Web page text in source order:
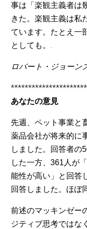
事は「楽観主義者は
きた。楽観主義は私
ています。たとえ一
としても。.
ロバート・ジョーン
あなたの意見
先週、ペット事業と
薬品会社が将来的に
しました。回答者の
した一方、361人が
能性が高い」と回答
回答しました。ほぼ
前述のマッキンゼー
ジティブ思考ではな